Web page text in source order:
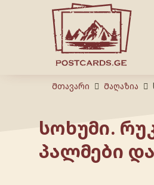
Მთავარი Მაღაზია
სოხუმი.
პალმები